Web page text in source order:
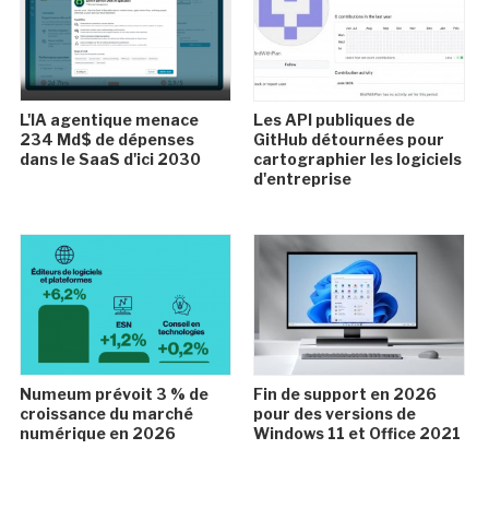
L'IA agentique menace
234 Md$ de dépenses
dans le SaaS d'ici 2030
Les API publiques de
GitHub détournées pour
cartographier les logiciels
d'entreprise
Numeum prévoit 3 % de
croissance du marché
numérique en 2026
Fin de support en 2026
pour des versions de
Windows 11 et Office 2021